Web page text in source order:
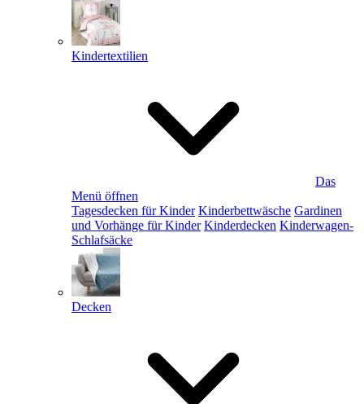
Kindertextilien
Das
Menü öffnen
Tagesdecken für Kinder Kinderbettwäsche Gardinen
und Vorhänge für Kinder Kinderdecken Kinderwagen-
Schlafsäcke
Decken